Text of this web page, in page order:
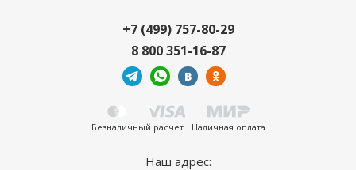
+7 (499) 757-80-29
8 800 351-16-87
Безналичный расчет Наличная оплата
Наш адрес: